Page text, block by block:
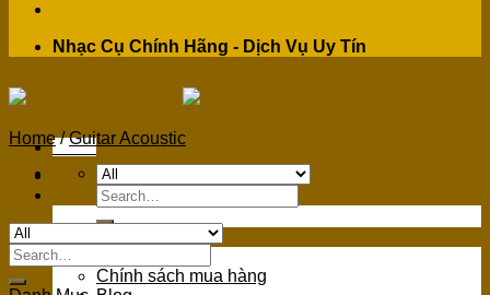
Nhạc Cụ Chính Hãng - Dịch Vụ Uy Tín
Menu
Search
for:
Chính sách mua hàng
Home / Guitar Acoustic
Search
for: